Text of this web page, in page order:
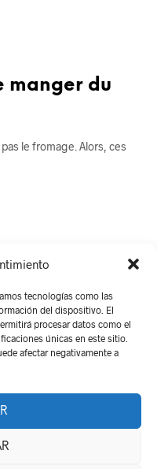
tecnologías como las
del dispositivo. El
procesar datos como el
únicas en este sitio.
afectar negativamente a
manger du
le fromage. Alors, ces
1980